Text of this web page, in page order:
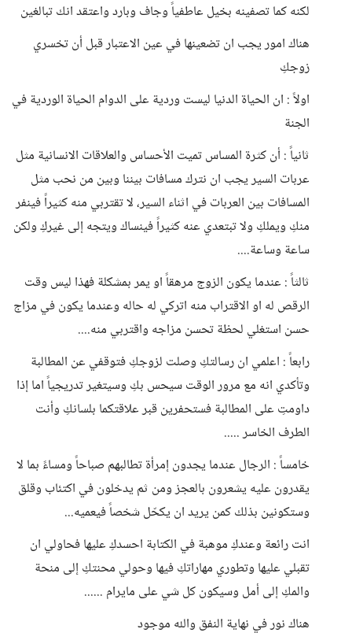
لكنه كما تصفينه بخيل عاطفياً وجاف وبارد واعتقد انك تبالغين
هناك امور يجب ان تضعينها في عين الاعتبار قبل أن تخسري
زوجكِ
اولاً : ان الحياة الدنيا ليست وردية على الدوام الحياة الوردية في
الجنة
ثانياً : أن كثرة المساس تميت الأحساس والعلاقات الانسانية مثل
عربات السير يجب ان نترك مسافات بيننا وبين من نحب مثل
المسافات بين العربات في اثناء السير، لا تقتربي منه كثيراً فينفر
منكِ ويملكِ ولا تبتعدي عنه كثيراً فينساك ويتجه إلى غيركِ ولكن
ساعة وساعة....
ثالثاً : عندما يكون الزوج مرهقاً او يمر بمشكلة فهذا ليس وقت
الرقص له او الاقتراب منه اتركي له حاله وعندما يكون في مزاج
حسن استغلي لحظة تحسن مزاجه واقتربي منه....
رابعاً : اعلمي ان رسالتكِ وصلت لزوجكِ فتوقفي عن المطالبة
وتأكدي انه مع مرور الوقت سيحس بكِ وسيتغير تدريجياً اما إذا
داومتِ على المطالبة فستحفرين قبر علاقتكما بلسانكِ وأنت
الطرف الخاسر .....
خامساً : الرجال عندما يجدون إمرأة تطالبهم صباحاً ومساءً بما لا
يقدرون عليه يشعرون بالعجز ومن ثم يدخلون في اكتئاب وقلق
وستكونين بذلك كمن يريد ان يكحّل شخصاً فيعميه...
انت رائعة وعندكِ موهبة في الكتابة احسدكِ عليها فحاولي ان
تقبلي عليها وتطوري مهاراتكِ فيها وحولي محنتكِ إلى منحة
والمكِ إلى أمل وسيكون كل شي على مايرام ......
هناك نور في نهاية النفق والله موجود